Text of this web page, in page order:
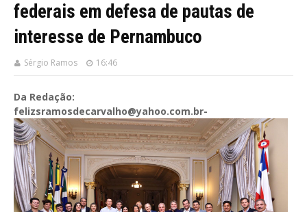
federais em defesa de pautas de
interesse de Pernambuco
Sérgio Ramos 16:46
Da Redação:
felizsramosdecarvalho@yahoo.com.br-